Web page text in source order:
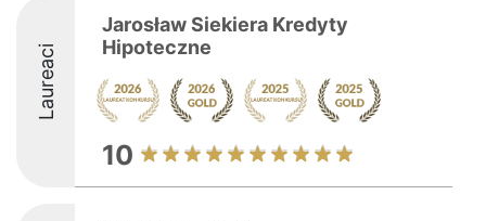
Laureaci
Jarosław Siekiera Kredyty
Hipoteczne
10